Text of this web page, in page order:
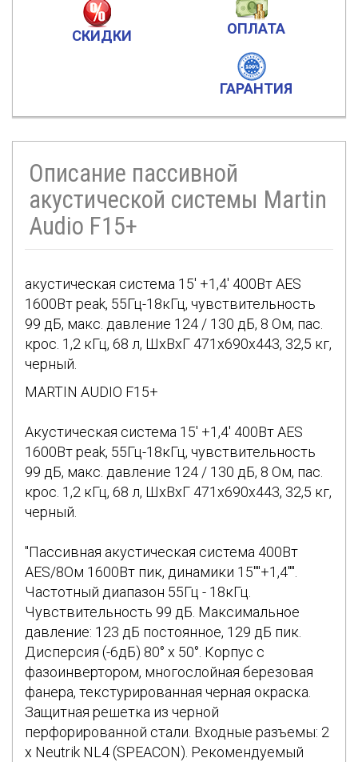
СКИДКИ ОПЛАТА
ГАРАНТИЯ
Описание пассивной
акустической системы Martin
Audio F15+
акустическая система 15' +1,4' 400Вт AES
1600Вт peak, 55Гц-18кГц, чувствительность
99 дБ, макс. давление 124 / 130 дБ, 8 Ом, пас.
крос. 1,2 кГц, 68 л, ШxВxГ 471х690х443, 32,5 кг,
черный.
MARTIN AUDIO F15+
Акустическая система 15' +1,4' 400Вт AES
1600Вт peak, 55Гц-18кГц, чувствительность
99 дБ, макс. давление 124 / 130 дБ, 8 Ом, пас.
крос. 1,2 кГц, 68 л, ШxВxГ 471х690х443, 32,5 кг,
черный.
"Пассивная акустическая система 400Вт
AES/8Ом 1600Вт пик, динамики 15""+1,4"".
Частотный диапазон 55Гц - 18кГц.
Чувствительность 99 дБ. Максимальное
давление: 123 дБ постоянное, 129 дБ пик.
Дисперсия (-6дБ) 80° x 50°. Корпус с
фазоинвертором, многослойная березовая
фанера, текстурированная черная окраска.
Защитная решетка из черной
перфорированной стали. Входные разъемы: 2
x Neutrik NL4 (SPEACON). Рекомендуемый